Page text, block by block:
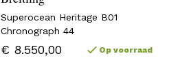
Superocean Heritage B01
Chronograph 44
€ 8.550,00 Op voorraad